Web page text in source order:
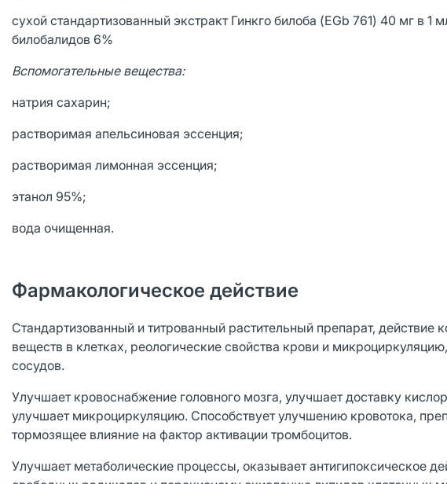
сухой стандартизованный экстракт Гинкго билоба (EGb 761) 40 мг в 1
билобалидов 6%
Вспомогательные вещества:
натрия сахарин;
растворимая апельсиновая эссенция;
растворимая лимонная эссенция;
этанол 95%;
вода очищенная.
Фармакологическое действие
Стандартизованный и титрованный растительный препарат,
веществ в клетках, реологические свойства крови и
сосудов.
Улучшает кровоснабжение головного мозга, улучшает доставку
улучшает микроциркуляцию. Способствует улучшению кровотока,
тормозящее влияние на фактор активации тромбоцитов.
Улучшает метаболические процессы, оказывает антигипоксическое